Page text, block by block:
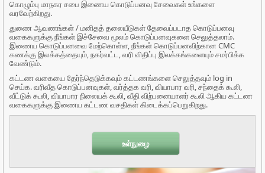
கொழும்பு மாநகர சபை இணைய கொடுப்பனவு சேவைகள் உங்களை
வரவேற்கிறது.
துணை ஆவணங்கள் / மனிதத் தலையீடுகள் தேவைப்படாத கொடுப்பனவு
வகைகளுக்கு நீங்கள் இச்சேவை மூலம் கொடுப்பனவுகளை செலுத்தலாம்.
இணைய கொடுப்பனவை மேற்கொள்ள, நீங்கள் கொடுப்பனவிற்கான CMC
கணக்கு இலக்கத்தையும், நகர்வட்ட, வரி விதிப்பு இலக்கங்களையும் சமர்பிக்க
வேண்டும்.
கட்டண வகையை தேர்ந்தெடுக்கவும் கட்டணங்களை செலுத்தவும் log in
செய்க. வரிவீத கொடுப்பனவுகள், வர்த்தக வரி, வியாபார வரி, சந்தைக் கூலி,
வீட்டுக் கூலி, வியாபார நிலையக் கூலி, வீதி விற்பனையாளர் கூலி ஆகிய கட்டண
வகைகளுக்கு இணைய கட்டண வசதிகள் கிடைக்கப்பெறுகிறது.